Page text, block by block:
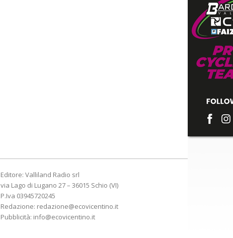
Editore: Valliland Radio srl
via Lago di Lugano 27 – 36015 Schio (VI)
P.Iva 03945720245
Redazione: redazione@ecovicentino.it
Pubblicità: info@ecovicentino.it